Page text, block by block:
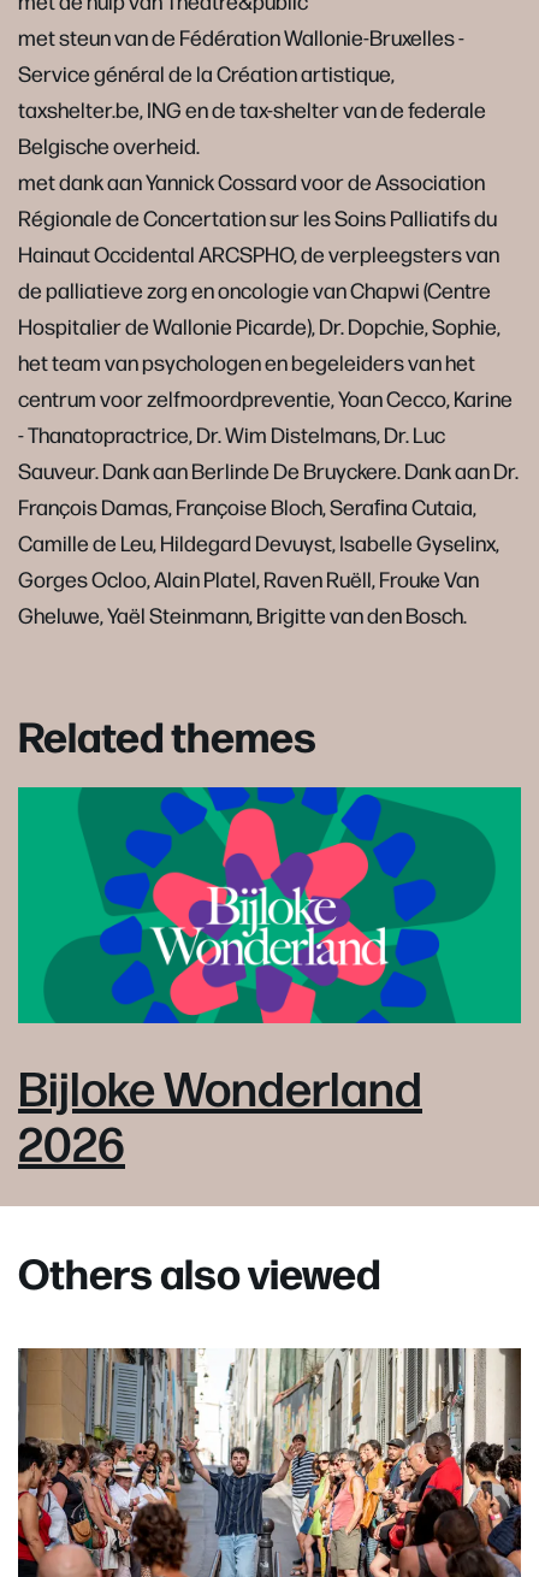
met steun van de Fédération Wallonie-Bruxelles -
Service général de la Création artistique,
taxshelter.be, ING en de tax-shelter van de federale
Belgische overheid.
met dank aan Yannick Cossard voor de Association
Régionale de Concertation sur les Soins Palliatifs du
Hainaut Occidental ARCSPHO, de verpleegsters van
de palliatieve zorg en oncologie van Chapwi (Centre
Hospitalier de Wallonie Picarde), Dr. Dopchie, Sophie,
het team van psychologen en begeleiders van het
centrum voor zelfmoordpreventie, Yoan Cecco, Karine
- Thanatopractrice, Dr. Wim Distelmans, Dr. Luc
Sauveur. Dank aan Berlinde De Bruyckere. Dank aan Dr.
François Damas, Françoise Bloch, Seraﬁna Cutaia,
Camille de Leu, Hildegard Devuyst, Isabelle Gyselinx,
Gorges Ocloo, Alain Platel, Raven Ruëll, Frouke Van
Gheluwe, Yaël Steinmann, Brigitte van den Bosch.
Related themes
Bijloke Wonderland
2026
Others also viewed